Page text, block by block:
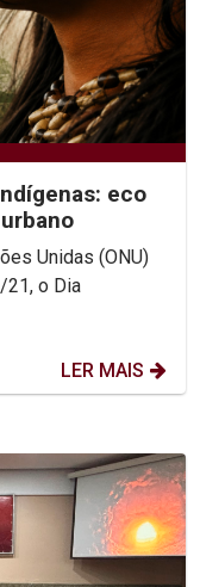
eco
Unidas (ONU)
21, o Dia
LER MAIS